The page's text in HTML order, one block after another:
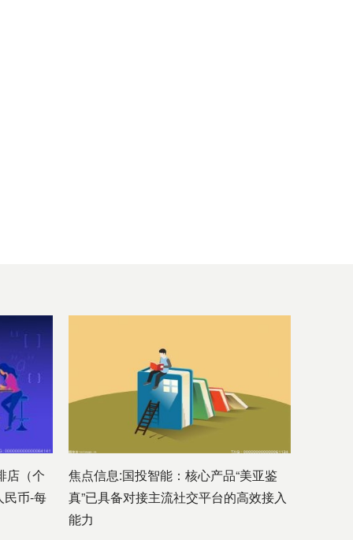
店（个
民币-每
焦点信息:国投智能：核心产品“美亚鉴
真”已具备对接主流社交平台的高效接入
能力